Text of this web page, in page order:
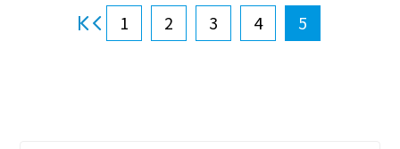
1 2 3 4 5